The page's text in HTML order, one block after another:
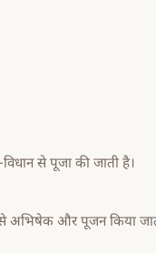
से पूजा की जाती है।
से अभिषेक और पूजन किया